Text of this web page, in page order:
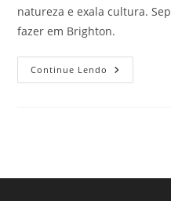
natureza e exala cultura.
fazer em Brighton.
Continue Lendo
Dicas
As